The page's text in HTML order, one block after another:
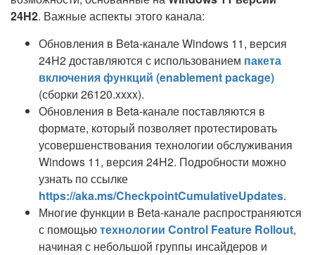
24H2. Важные аспекты этого канала:
Обновления в Beta-канале Windows 11, версия
24H2 доставляются с использованием пакета
включения функций (enablement package)
(сборки 26120.xxxx).
Обновления в Beta-канале поставляются в
формате, который позволяет протестировать
усовершенствования технологии обслуживания
Windows 11, версия 24H2. Подробности можно
узнать по ссылке
https://aka.ms/CheckpointCumulativeUpdates.
Многие функции в Beta-канале распространяются
с помощьютехнологии Control Feature Rollout,
начиная с небольшой группы инсайдеров и